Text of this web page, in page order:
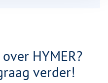
HYMER?
verder!